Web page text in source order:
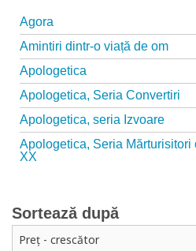
Agora
Amintiri dintr-o viață de om
Apologetica
Apologetica, Seria Convertiri
Apologetica, seria Izvoare
Apologetica, Seria Mărturisitori
XX
Arta creștină
Audio Book-uri
Sortează după